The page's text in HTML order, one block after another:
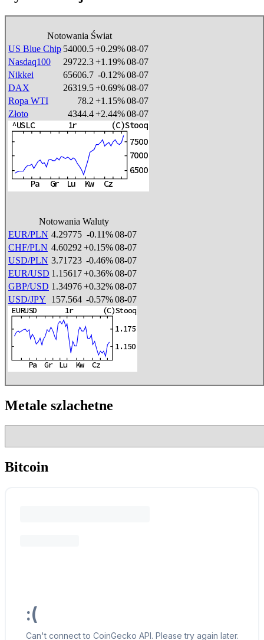
Notowania Świat
US Blue Chip 54000.5+0.29%08-07
Nasdaq100
29722.3+1.19%08-07
Nikkei
65606.7 -0.12%08-07
DAX
26319.5+0.69%08-07
Ropa WTI
78.2 +1.15%08-07
Złoto
4344.4+2.44%08-07
Notowania Waluty
EUR/PLN 4.29775 -0.11%08-07
CHF/PLN 4.60292 +0.15%08-07
USD/PLN 3.71723 -0.46%08-07
EUR/USD 1.15617+0.36%08-07
GBP/USD 1.34976+0.32%08-07
USD/JPY
157.564 -0.57%08-07
Metale szlachetne
Bitcoin